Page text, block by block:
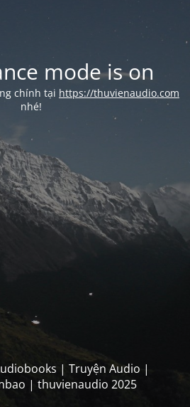
mode is on
chính tại https://thuvienaudio.com
nhé!
| Truyện Audio |
| thuvienaudio 2025